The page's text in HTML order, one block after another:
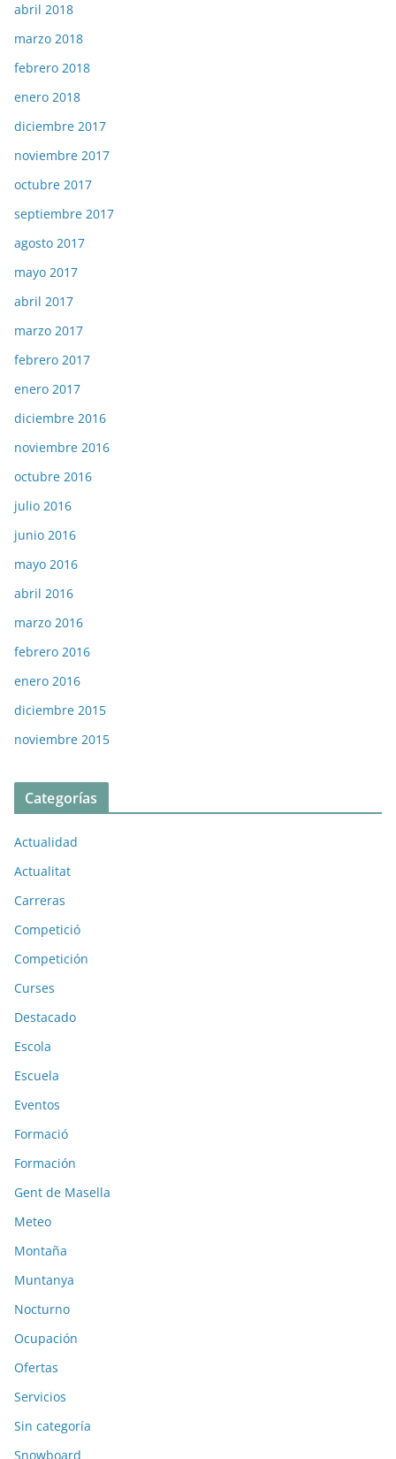
abril 2018
marzo 2018
febrero 2018
enero 2018
diciembre 2017
noviembre 2017
octubre 2017
septiembre 2017
agosto 2017
mayo 2017
abril 2017
marzo 2017
febrero 2017
enero 2017
diciembre 2016
noviembre 2016
octubre 2016
julio 2016
junio 2016
mayo 2016
abril 2016
marzo 2016
febrero 2016
enero 2016
diciembre 2015
noviembre 2015
Categorías
Actualidad
Actualitat
Carreras
Competició
Competición
Curses
Destacado
Escola
Escuela
Eventos
Formació
Formación
Gent de Masella
Meteo
Montaña
Muntanya
Nocturno
Ocupación
Ofertas
Servicios
Sin categoría
Snowboard